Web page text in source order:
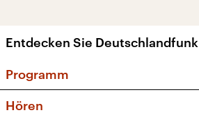
Entdecken Sie
Programm
Hören